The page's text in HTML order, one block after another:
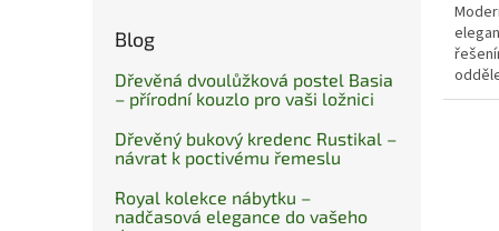
Blog
Dřevěná dvoulůžková postel Basia
– přírodní kouzlo pro vaši ložnici
Dřevěný bukový kredenc Rustikal –
návrat k poctivému řemeslu
Royal kolekce nábytku –
nadčasová elegance do vašeho